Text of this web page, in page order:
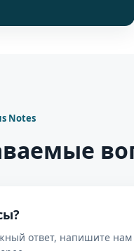
Notes
ответ, напишите